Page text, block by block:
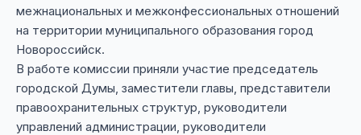
межнациональных и межконфессиональных отношений
на территории муниципального образования город
Новороссийск.
В работе комиссии приняли участие председатель
городской Думы, заместители главы, представители
правоохранительных структур, руководители
управлений администрации, руководители